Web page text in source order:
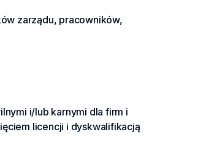
zarządu, pracowników,
i/lub karnymi dla firm i
licencji i dyskwalifikacją